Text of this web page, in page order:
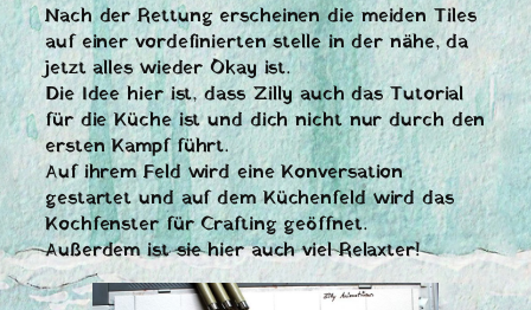
Nach der Rettung erscheinen die meiden Tiles
auf einer vordefinierten stelle in der nähe, da
jetzt alles wieder Okay ist.
Die Idee hier ist, dass Zilly auch das Tutorial
für die Küche ist und dich nicht nur durch den
ersten Kampf führt.
Auf ihrem Feld wird eine Konversation
gestartet und auf dem Küchenfeld wird das
Kochfenster für Crafting geöffnet.
Außerdem ist sie hier auch viel Relaxter!